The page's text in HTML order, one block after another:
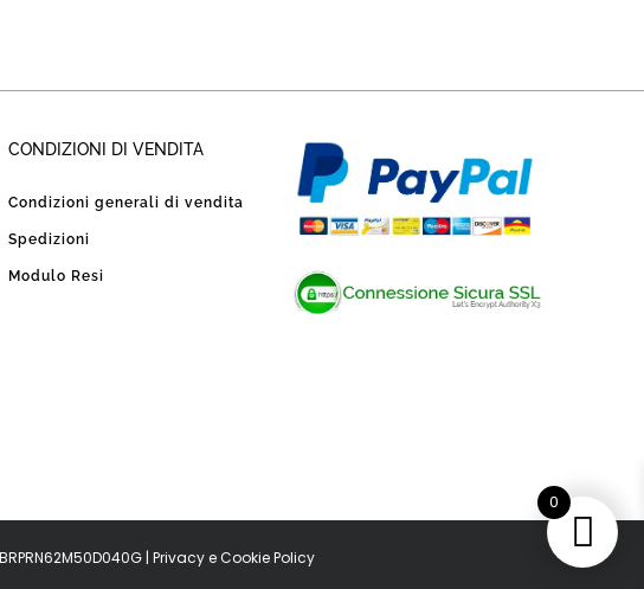
CONDIZIONI DI VENDITA
Condizioni generali di vendita
Spedizioni
Modulo Resi
| PrivacyeCookie Policy
0